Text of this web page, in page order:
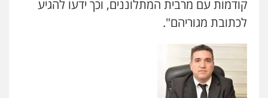
פלילי פשיעה חמורה מעצרים וחקירות
0546680127
עו"ד רעות שמחון
פלילי
0507623810
קודמות עם מרבית המתלוננים, וכך ידעו להגיע
לכתובת מגוריהם".
0505216700
אייל בן שושן, עורך דין פלילי
נוער
0522763105